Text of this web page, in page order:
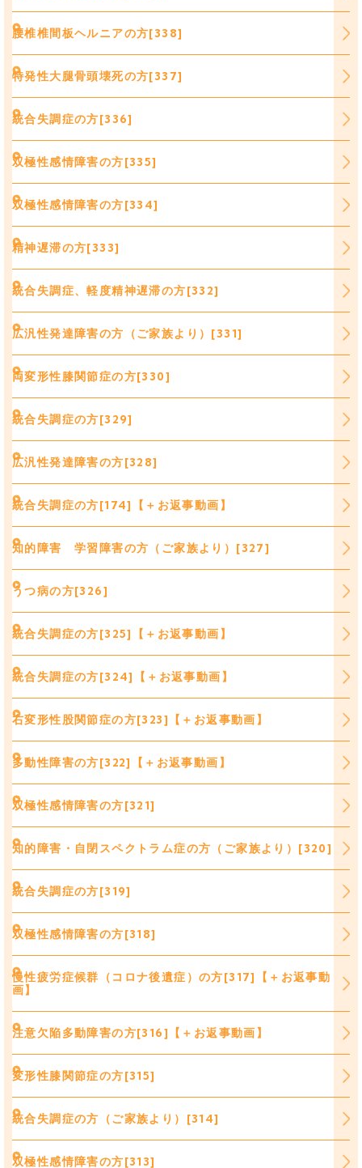
腰椎椎間板ヘルニアの方[338]
特発性大腿骨頭壊死の方[337]
統合失調症の方[336]
双極性感情障害の方[335]
双極性感情障害の方[334]
精神遅滞の方[333]
統合失調症、軽度精神遅滞の方[332]
広汎性発達障害の方（ご家族より）[331]
両変形性膝関節症の方[330]
統合失調症の方[329]
広汎性発達障害の方[328]
統合失調症の方[174]【＋お返事動画】
知的障害 学習障害の方（ご家族より）[327]
うつ病の方[326]
統合失調症の方[325]【＋お返事動画】
統合失調症の方[324]【＋お返事動画】
右変形性股関節症の方[323]【＋お返事動画】
多動性障害の方[322]【＋お返事動画】
双極性感情障害の方[321]
知的障害・自閉スペクトラム症の方（ご家族より）[320]
統合失調症の方[319]
双極性感情障害の方[318]
慢性疲労症候群（コロナ後遺症）の方[317]【＋お返事動
画】
注意欠陥多動障害の方[316]【＋お返事動画】
変形性膝関節症の方[315]
統合失調症の方（ご家族より）[314]
双極性感情障害の方[313]